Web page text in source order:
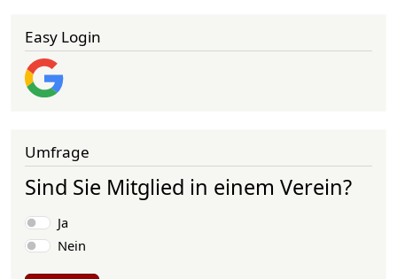
Easy Login
Umfrage
Sind Sie Mitglied in einem Verein?
Auswahlmöglichkeiten
Ja
Nein